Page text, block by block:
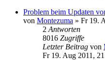
Problem beim Updaten
von Montezuma » Fr 19.
2 Antworten
8016 Zugriffe
Letzter Beitrag von
Fr 19. Aug 2011,